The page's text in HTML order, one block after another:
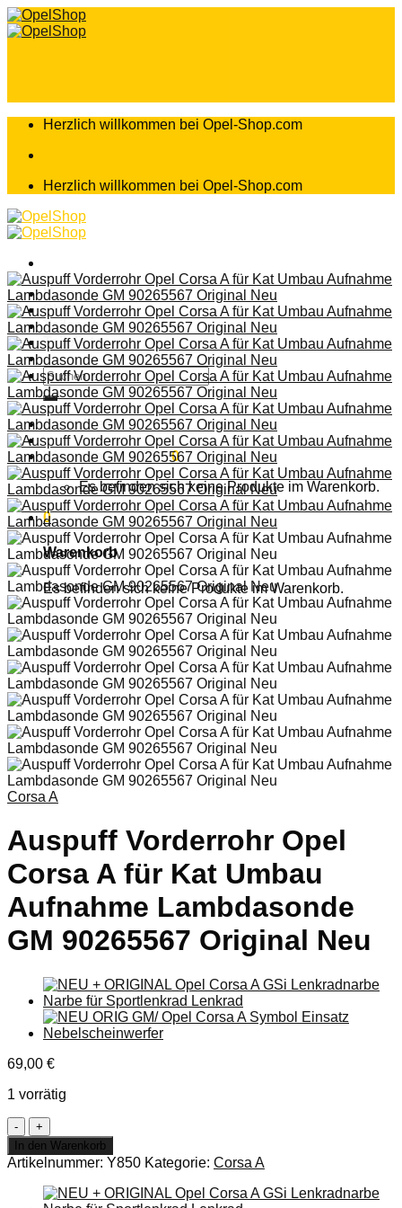
Zum
Inhalt
Herzlich willkommen bei Opel-Shop.com
Herzlich willkommen bei Opel-Shop.com
Home
Shop
Teileanfrage
Teileliste
Suchen
nach:
Anmelden
Warenkorb / 0,00€ 0
Es befinden sich keine Produkte im Warenkorb.
0
Warenkorb
Es befinden sich keine Produkte im Warenkorb.
Corsa A
Auspuff Vorderrohr Opel
Corsa A für Kat Umbau
Aufnahme Lambdasonde
GM 90265567 Original Neu
69,00 €
1 vorrätig
Auspuff
Vorderrohr
Opel
Corsa
für
In den Warenkorb
Artikelnummer: Y850 Kategorie: Corsa A